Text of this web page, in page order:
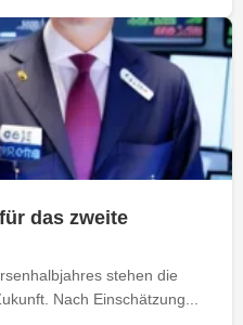
das zweite
stehen die
Nach Einschätzung...